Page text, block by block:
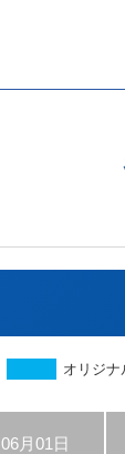
オリジナ
06月01日